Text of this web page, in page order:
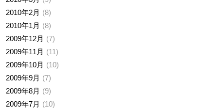
2010年2月
8
2010年1月
8
2009年12月
7
2009年11月
11
2009年10月
10
2009年9月
7
2009年8月
9
2009年7月
10